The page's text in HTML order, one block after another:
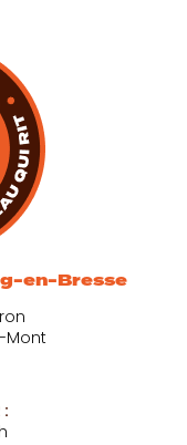
en-Bresse
Mont
: